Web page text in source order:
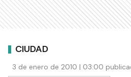
CIUDAD
3 de enero de 2010 | 03:00